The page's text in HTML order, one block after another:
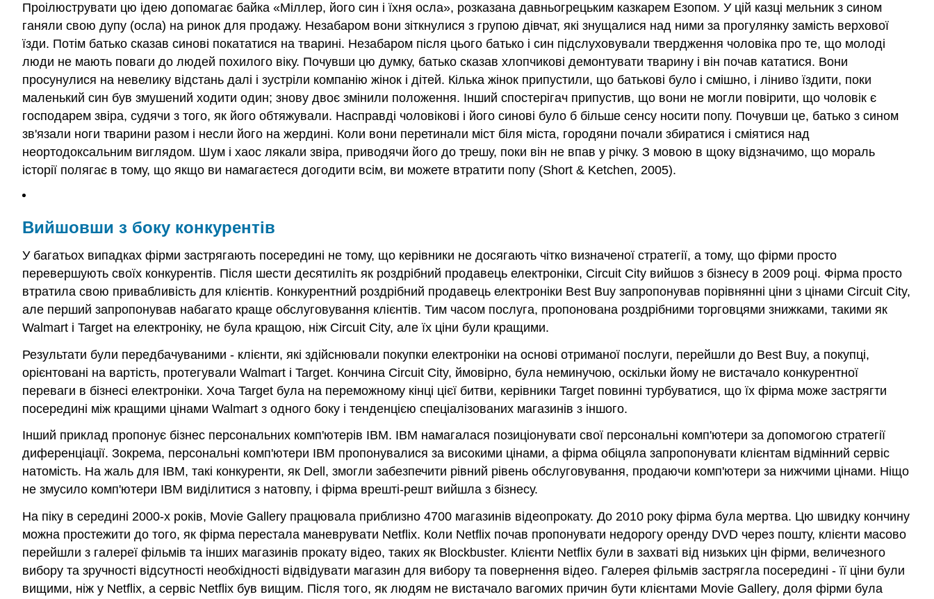
Проілюструвати цю ідею допомагає байка «Міллер, його син і їхня осла», розказана давньогрецьким казкарем Езопом. У цій казці мельник з сином
ганяли свою дупу (осла) на ринок для продажу. Незабаром вони зіткнулися з групою дівчат, які знущалися над ними за прогулянку замість верхової
їзди. Потім батько сказав синові покататися на тварині. Незабаром після цього батько і син підслуховували твердження чоловіка про те, що молоді
люди не мають поваги до людей похилого віку. Почувши цю думку, батько сказав хлопчикові демонтувати тварину і він почав кататися. Вони
просунулися на невелику відстань далі і зустріли компанію жінок і дітей. Кілька жінок припустили, що батькові було і смішно, і ліниво їздити, поки
маленький син був змушений ходити один; знову двоє змінили положення. Інший спостерігач припустив, що вони не могли повірити, що чоловік є
господарем звіра, судячи з того, як його обтяжували. Насправді чоловікові і його синові було б більше сенсу носити попу. Почувши це, батько з сином
зв'язали ноги тварини разом і несли його на жердині. Коли вони перетинали міст біля міста, городяни почали збиратися і сміятися над
неортодоксальним виглядом. Шум і хаос лякали звіра, приводячи його до трешу, поки він не впав у річку. З мовою в щоку відзначимо, що мораль
історії полягає в тому, що якщо ви намагаєтеся догодити всім, ви можете втратити попу (Short & Ketchen, 2005).
Вийшовши з боку конкурентів
У багатьох випадках фірми застрягають посередині не тому, що керівники не досягають чітко визначеної стратегії, а тому, що фірми просто
перевершують своїх конкурентів. Після шести десятиліть як роздрібний продавець електроніки, Circuit City вийшов з бізнесу в 2009 році. Фірма просто
втратила свою привабливість для клієнтів. Конкурентний роздрібний продавець електроніки Best Buy запропонував порівнянні ціни з цінами Circuit City,
але перший запропонував набагато краще обслуговування клієнтів. Тим часом послуга, пропонована роздрібними торговцями знижками, такими як
Walmart і Target на електроніку, не була кращою, ніж Circuit City, але їх ціни були кращими.
Результати були передбачуваними - клієнти, які здійснювали покупки електроніки на основі отриманої послуги, перейшли до Best Buy, а покупці,
орієнтовані на вартість, протегували Walmart і Target. Кончина Circuit City, ймовірно, була неминучою, оскільки йому не вистачало конкурентної
переваги в бізнесі електроніки. Хоча Target була на переможному кінці цієї битви, керівники Target повинні турбуватися, що їх фірма може застрягти
посередині між кращими цінами Walmart з одного боку і тенденцією спеціалізованих магазинів з іншого.
Інший приклад пропонує бізнес персональних комп'ютерів IBM. IBM намагалася позиціонувати свої персональні комп'ютери за допомогою стратегії
диференціації. Зокрема, персональні комп'ютери IBM пропонувалися за високими цінами, а фірма обіцяла запропонувати клієнтам відмінний сервіс
натомість. На жаль для IBM, такі конкуренти, як Dell, змогли забезпечити рівний рівень обслуговування, продаючи комп'ютери за нижчими цінами. Ніщо
не змусило комп'ютери IBM виділитися з натовпу, і фірма врешті-решт вийшла з бізнесу.
На піку в середині 2000-х років, Movie Gallery працювала приблизно 4700 магазинів відеопрокату. До 2010 року фірма була мертва. Цю швидку кончину
можна простежити до того, як фірма перестала маневрувати Netflix. Коли Netflix почав пропонувати недорогу оренду DVD через пошту, клієнти масово
перейшли з галереї фільмів та інших магазинів прокату відео, таких як Blockbuster. Клієнти Netflix були в захваті від низьких цін фірми, величезного
вибору та зручності відсутності необхідності відвідувати магазин для вибору та повернення відео. Галерея фільмів застрягла посередині - її ціни були
вищими, ніж у Netflix, а сервіс Netflix був вищим. Після того, як людям не вистачало вагомих причин бути клієнтами Movie Gallery, доля фірми була